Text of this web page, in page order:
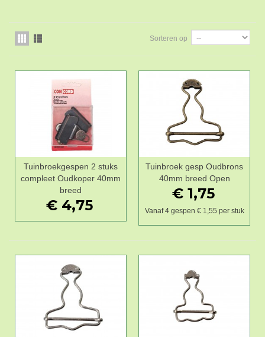
Sorteren op
Tuinbroekgespen 2 stuks
compleet Oudkoper 40mm
breed
€ 4,75
Tuinbroek gesp Oudbrons
40mm breed Open
€ 1,75
Vanaf 4 gespen € 1,55 per stuk